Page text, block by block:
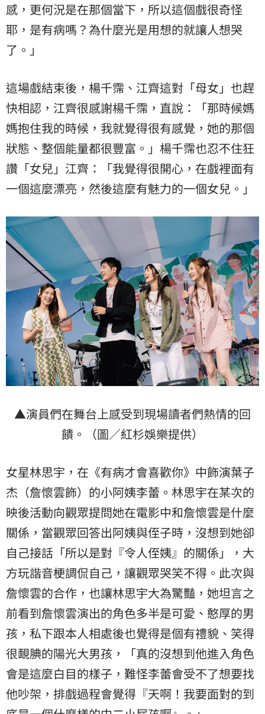
感，更何況是在那個當下，所以這個戲很奇怪
耶，是有病嗎？為什麼光是用想的就讓人想哭
了。」
這場戲結束後，楊千霈、江齊這對「母女」也趕
快相認，江齊很感謝楊千霈，直說：「那時候媽
媽抱住我的時候，我就覺得很有感覺，她的那個
狀態、整個能量都很豐富。」楊千霈也忍不住狂
讚「女兒」江齊：「我覺得很開心，在戲裡面有
一個這麼漂亮，然後這麼有魅力的一個女兒。」
▲演員們在舞台上感受到現場讀者們熱情的回
饋。（圖／紅杉娛樂提供）
女星林思宇，在《有病才會喜歡你》中飾演葉子
杰 （詹懷雲飾）的小阿姨李蕾。林思宇在某次的
映後活動向觀眾提問她在電影中和詹懷雲是什麼
關係，當觀眾回答出阿姨與侄子時，沒想到她卻
自己接話「所以是對『令人侄姨』的關係」，大
方玩諧音梗調侃自己，讓觀眾哭笑不得。此次與
詹懷雲的合作，也讓林思宇大為驚豔，她坦言之
前看到詹懷雲演出的角色多半是可愛、憨厚的男
孩，私下跟本人相處後也覺得是個有禮貌、笑得
很靦腆的陽光大男孩，「真的沒想到他進入角色
會是這麼白目的樣子，難怪李蕾會受不了想要找
他吵架，排戲過程會覺得『天啊！我要面對的到